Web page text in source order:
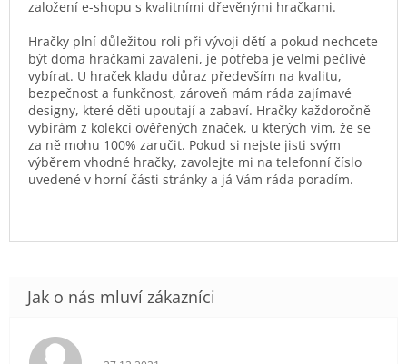
založení e-shopu s kvalitními dřevěnými hračkami.
Hračky plní důležitou roli při vývoji dětí a pokud nechcete
být doma hračkami zavaleni, je potřeba je velmi pečlivě
vybírat. U hraček kladu důraz především na kvalitu,
bezpečnost a funkčnost, zároveň mám ráda zajímavé
designy, které děti upoutají a zabaví. Hračky každoročně
vybírám z kolekcí ověřených značek, u kterých vím, že se
za ně mohu 100% zaručit. Pokud si nejste jisti svým
výběrem vhodné hračky, zavolejte mi na telefonní číslo
uvedené v horní části stránky a já Vám ráda poradím.